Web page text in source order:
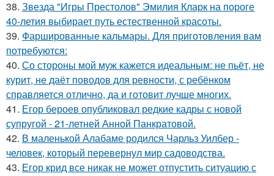
38. Звезда "Игры Престолов" Эмилия Кларк на пороге
40-летия выбирает путь естественной красоты.
39. Фаршированные кальмары. Для приготовления вам
потребуются:
40. Со стороны мой муж кажется идеальным: не пьёт, не
курит, не даёт поводов для ревности, с ребёнком
справляется отлично, да и готовит лучше многих.
41. Егор бероев опубликовал редкие кадры с новой
супругой - 21-летней Анной Панкратовой.
42. В маленькой Алабаме родился Чарльз Уилбер -
человек, который перевернул мир садоводства.
43. Егор крид все никак не может отпустить ситуацию с